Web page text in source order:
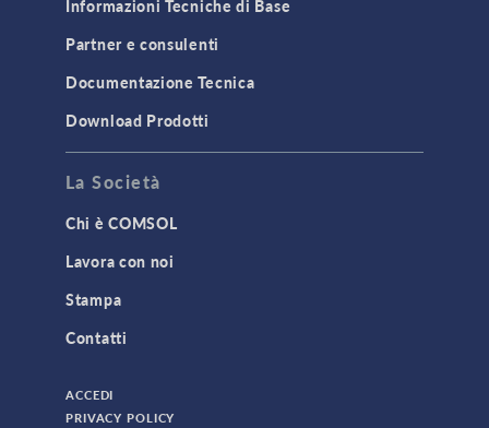
Informazioni Tecniche di Base
Partner e consulenti
Documentazione Tecnica
Download Prodotti
La Società
Chi è COMSOL
Lavora con noi
Stampa
Contatti
ACCEDI
PRIVACY POLICY